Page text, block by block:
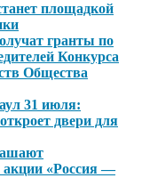
площадкой
гранты по
Конкурса
Общества
31 июля:
двери для
акции «Россия —